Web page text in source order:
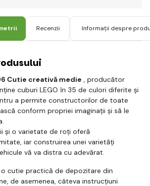
Recenzii Informații despre
Cutie creativă medie , producător
cuburi LEGO în 35 de culori diferite și
a permite constructorilor de toate
conform propriei imaginații și să le
și o varietate de roți oferă
iar construirea unei varietăți
vă va distra cu adevărat.
cutie practică de depozitare din
de asemenea, câteva instrucțiuni